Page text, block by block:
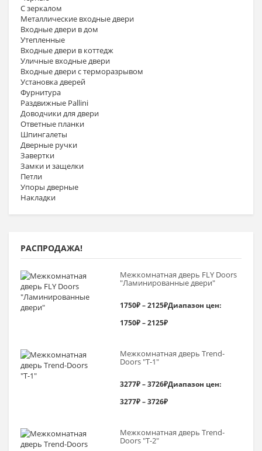
С зеркалом
Металлические входные двери
Входные двери в дом
Утепленные
Входные двери в коттедж
Уличные входные двери
Входные двери с терморазрывом
Установка дверей
Фурнитура
Раздвижные Pallini
Доводчики для двери
Ответные планки
Шпингалеты
Дверные ручки
Завертки
Замки и защелки
Петли
Упоры дверные
Накладки
РАСПРОДАЖА!
Межкомнатная дверь FLY Doors
"Ламинированные двери"
1750₽–2125₽Диапазон цен:
1750₽ – 2125₽
Межкомнатная дверь Trend-
Doоrs "Т-1"
3277₽–3726₽Диапазон цен:
3277₽ – 3726₽
Межкомнатная дверь Trend-
Doоrs "Т-2"